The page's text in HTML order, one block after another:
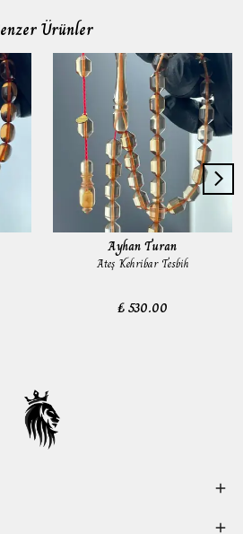
Ürünler
Ayhan Turan
Ateş Kehribar Tesbih
₺ 530.00